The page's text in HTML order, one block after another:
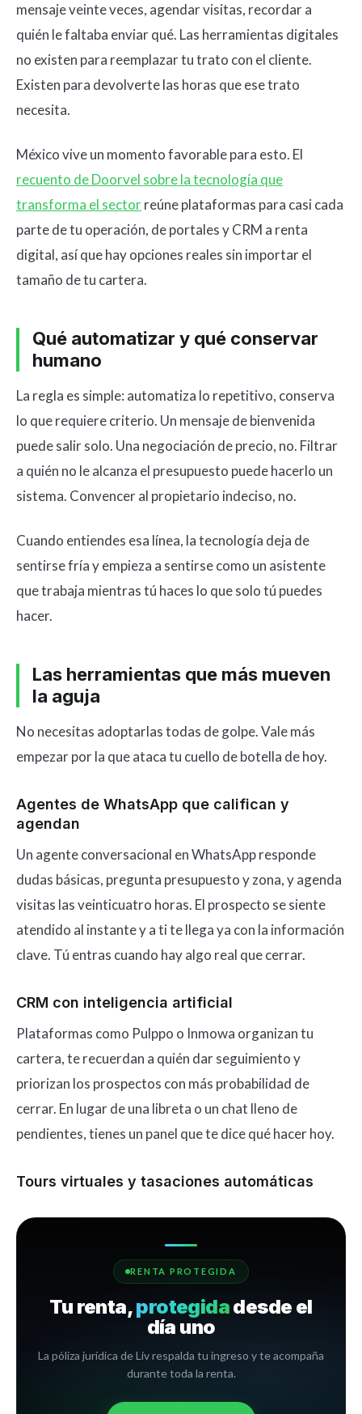
mensaje veinte veces, agendar visitas, recordar a
quién le faltaba enviar qué. Las herramientas digitales
no existen para reemplazar tu trato con el cliente.
Existen para devolverte las horas que ese trato
necesita.
México vive un momento favorable para esto. El
recuento de Doorvel sobre la tecnología que
transforma el sectorreúne plataformas para casi cada
parte de tu operación, de portales y CRM a renta
digital, así que hay opciones reales sin importar el
tamaño de tu cartera.
Qué automatizar y qué conservar
humano
La regla es simple: automatiza lo repetitivo, conserva
lo que requiere criterio. Un mensaje de bienvenida
puede salir solo. Una negociación de precio, no. Filtrar
a quién no le alcanza el presupuesto puede hacerlo un
sistema. Convencer al propietario indeciso, no.
Cuando entiendes esa línea, la tecnología deja de
sentirse fría y empieza a sentirse como un asistente
que trabaja mientras tú haces lo que solo tú puedes
hacer.
Las herramientas que más mueven
la aguja
No necesitas adoptarlas todas de golpe. Vale más
empezar por la que ataca tu cuello de botella de hoy.
Agentes de WhatsApp que califican y
agendan
Un agente conversacional en WhatsApp responde
dudas básicas, pregunta presupuesto y zona, y agenda
visitas las veinticuatro horas. El prospecto se siente
atendido al instante y a ti te llega ya con la información
clave. Tú entras cuando hay algo real que cerrar.
CRM con inteligencia artificial
Plataformas como Pulppo o Inmowa organizan tu
cartera, te recuerdan a quién dar seguimiento y
priorizan los prospectos con más probabilidad de
cerrar. En lugar de una libreta o un chat lleno de
pendientes, tienes un panel que te dice qué hacer hoy.
Tours virtuales y tasaciones automáticas
RENTA PROTEGIDA
Tu renta,protegidadesde el
día uno
La póliza jurídica de Liv respalda tu ingreso y te acompaña
durante toda la renta.